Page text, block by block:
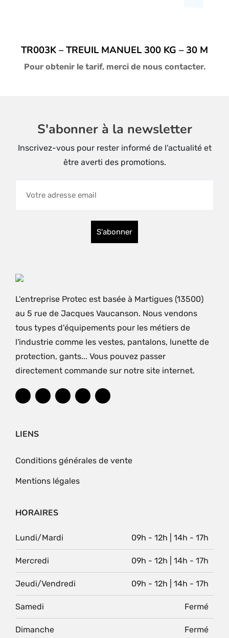
TR003K – TREUIL MANUEL 300 KG – 30 M
Pour obtenir le tarif, merci de nous contacter.
S'abonner à la newsletter
Inscrivez-vous pour rester informé de l'actualité et
être averti des promotions.
L'entreprise Protec est basée à Martigues (13500)
au 5 rue de Jacques Vaucanson. Nous vendons
tous types d'équipements pour les métiers de
l'industrie comme les vestes, pantalons, lunette de
protection, gants... Vous pouvez passer
directement commande sur notre site internet.
LIENS
Conditions générales de vente
Mentions légales
HORAIRES
Lundi/Mardi 09h - 12h | 14h - 17h
Mercredi 09h - 12h | 14h - 17h
Jeudi/Vendredi 09h - 12h | 14h - 17h
Samedi Fermé
Dimanche Fermé